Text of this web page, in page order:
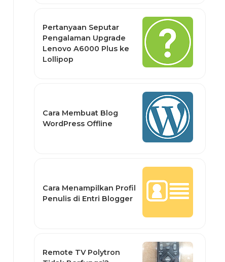
Pertanyaan Seputar
Pengalaman Upgrade
Lenovo A6000 Plus ke
Lollipop
Cara Membuat Blog
WordPress Offline
Cara Menampilkan Profil
Penulis di Entri Blogger
Remote TV Polytron